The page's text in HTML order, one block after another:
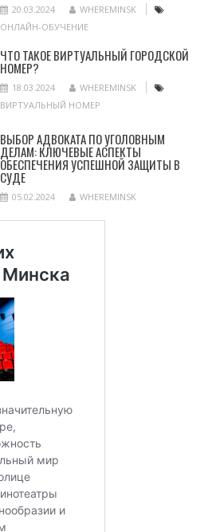
20.03.2024
WHEREMINSK
ОНЛАЙН-ОБУЧЕНИЕ
ЧТО ТАКОЕ ВИРТУАЛЬНЫЙ ГОРОДСКОЙ
НОМЕР?
18.03.2024
WHEREMINSK
ВИРТУАЛЬНЫЙ НОМЕР
ВЫБОР АДВОКАТА ПО УГОЛОВНЫМ
ДЕЛАМ: КЛЮЧЕВЫЕ АСПЕКТЫ
ОБЕСПЕЧЕНИЯ УСПЕШНОЙ ЗАЩИТЫ В
СУДЕ
05.02.2024 WHEREMINSK